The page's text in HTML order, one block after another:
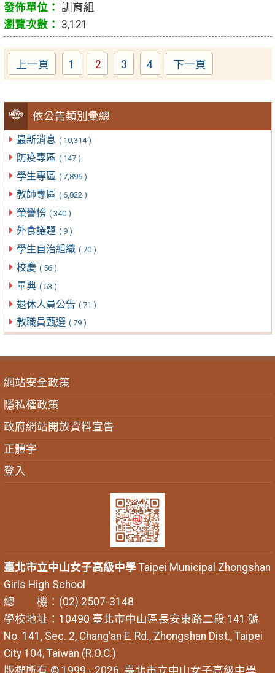
依公告類別彙總
最新消息 ( 10,314 )
防疫專區 ( 147 )
學生專區 ( 7,896 )
教師專區 ( 6,822 )
榮譽榜 ( 340 )
外食議題 ( 9 )
學生自治組織 ( 70 )
校慶 ( 56 )
畢典 ( 53 )
退休人員公告 ( 71 )
教職員甄選 ( 79 )
訓育組
3,121
上一頁 Page
1 Page
2 Page
3 Page
4 下一頁
網站安全政策
隱私權政策
政府網站開放資料宣告
正體字
登入
臺北市立中山女子高級中學Taipei Municipal Zhongshan
Girls High School
總 機：(02) 2507-3148
學校地址：10490 臺北市中山區長安東路二段 141 號
No. 141, Sec. 2, Chang’an E. Rd., Zhongshan Dist., Taipei
City 104, Taiwan (R.O.C.)
版權所有 © 1999 - 2026 臺北市立中山女子高級中學